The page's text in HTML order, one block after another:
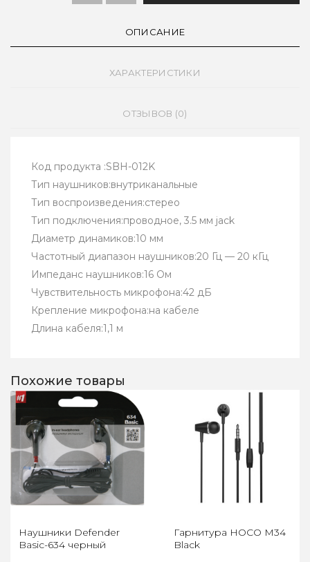
ОПИСАНИЕ
ХАРАКТЕРИСТИКИ
ОТЗЫВОВ (0)
Код продукта :SBH-012K
Тип наушников:внутриканальные
Тип воспроизведения:стерео
Тип подключения:проводное, 3.5 мм jack
Диаметр динамиков:10 мм
Частотный диапазон наушников:20 Гц — 20 кГц
Импеданс наушников:16 Ом
Чувствительность микрофона:42 дБ
Крепление микрофона:на кабеле
Длина кабеля:1,1 м
Похожие товары
Наушники Defender
Basic-634 черный
Гарнитура HOCO M34
Black